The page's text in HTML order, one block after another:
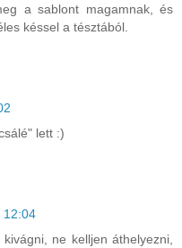
a sablont magamnak, és
késsel a tésztából.
lett :)
12:04
ne kelljen áthelyezni,